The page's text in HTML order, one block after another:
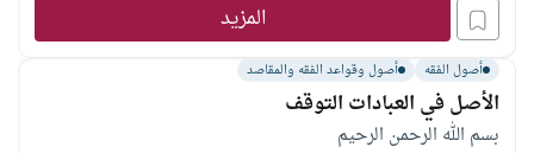
المزيد
أصول الفقه أصول وقواعد الفقه والمقاصد
الأصل في العبادات التوقف
بسم الله الرحمن الرحيم